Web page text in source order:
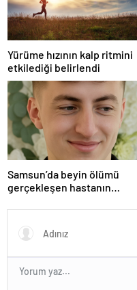
Yürüme hızının kalp ritmini
etkilediği belirlendi
Samsun’da beyin ölümü
gerçekleşen hastanın